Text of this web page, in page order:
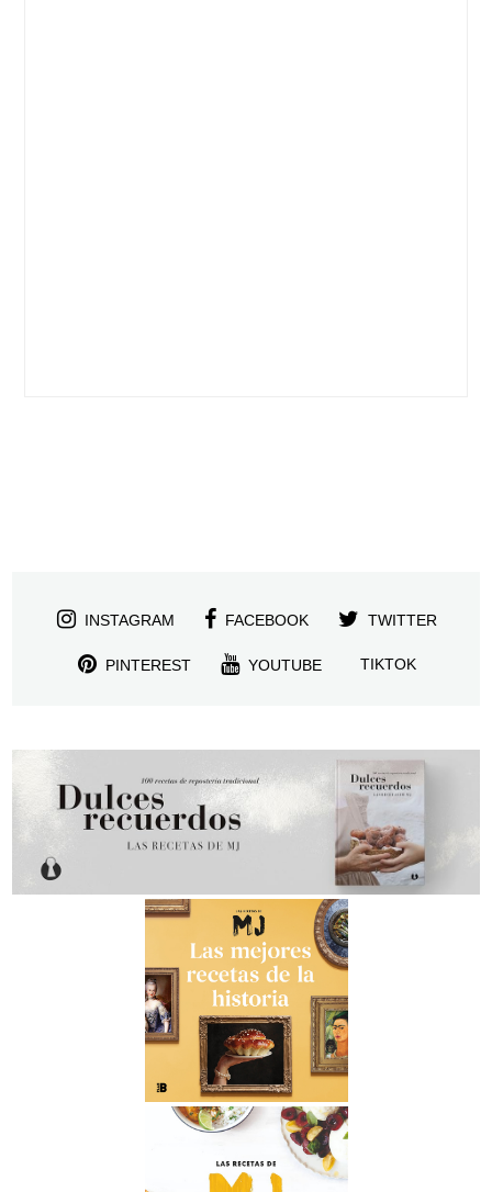
INSTAGRAM FACEBOOK TWITTER
PINTEREST YOUTUBE TIKTOK